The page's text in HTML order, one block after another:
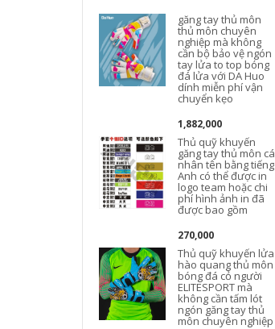
găng tay thủ môn
thủ môn chuyên
nghiệp mà không
cần bộ bảo vệ ngón
tay lửa to top bóng
đá lửa với DA Huo
dính miễn phí vận
chuyển kẹo
1,882,000
Thủ quỹ khuyến
găng tay thủ môn cá
nhân tên bằng tiếng
Anh có thể được in
logo team hoặc chi
phí hình ảnh in đã
được bao gồm
270,000
Thủ quỹ khuyến lửa
hào quang thủ môn
bóng đá cỏ người
ELITESPORT mà
không cần tấm lót
ngón găng tay thủ
môn chuyên nghiệp